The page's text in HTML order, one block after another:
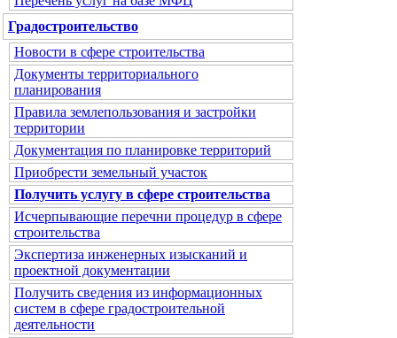
Градостроительство
Новости в сфере строительства
Документы территориального
планирования
Правила землепользования и застройки
территории
Документация по планировке территорий
Приобрести земельный участок
Получить услугу в сфере строительства
Исчерпывающие перечни процедур в сфере
строительства
Экспертиза инженерных изысканий и
проектной документации
Получить сведения из информационных
систем в сфере градостроительной
деятельности